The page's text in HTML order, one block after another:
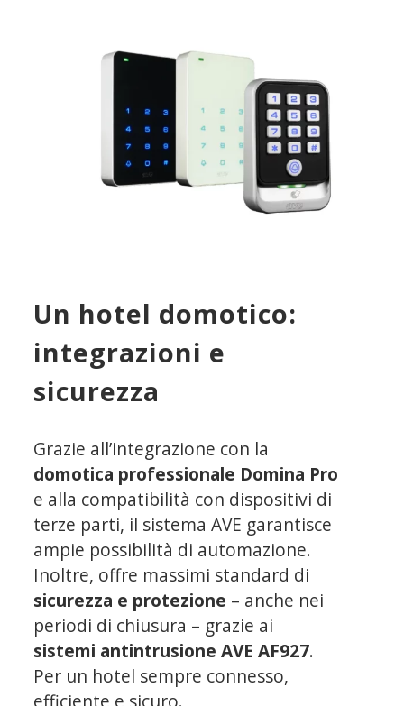
Un hotel domotico:
integrazioni e
sicurezza
Grazie all’integrazione con la
domotica professionale Domina Pro
e alla compatibilità con dispositivi di
terze parti, il sistema AVE garantisce
ampie possibilità di automazione.
Inoltre, offre massimi standard di
sicurezza e protezione – anche nei
periodi di chiusura – grazie ai
sistemi antintrusione AVE AF927.
Per un hotel sempre connesso,